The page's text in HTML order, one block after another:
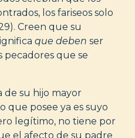
los fariseos solo
Creen que su
que deben ser
pecadores que se
de su hijo mayor
que posee ya es suyo
legítimo, no tiene por
el afecto de su padre